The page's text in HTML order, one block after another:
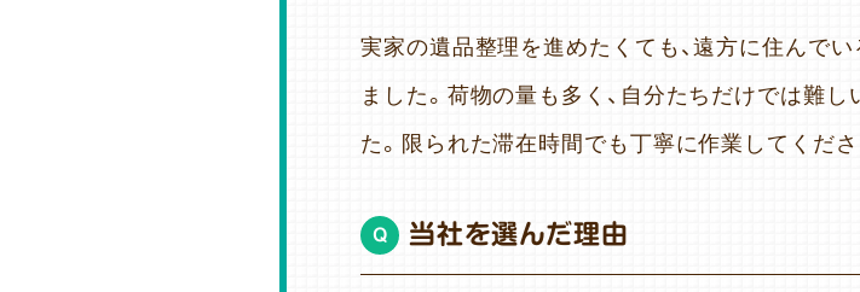
実家の遺品整理を進めたくても、遠方に住んで
ました。荷物の量も多く、自分たちだけでは難
た。限られた滞在時間でも丁寧に作業してくださ
Q 当社を選んだ理由